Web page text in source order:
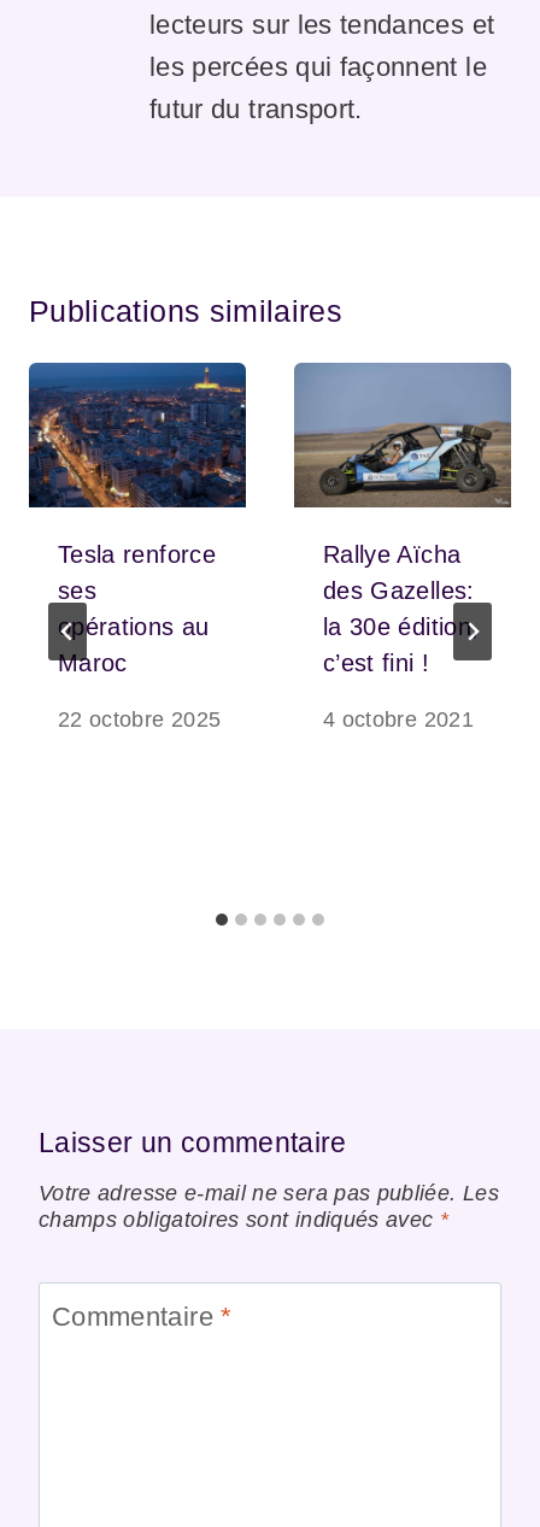
lecteurs sur les tendances et
les percées qui façonnent le
futur du transport.
Publications similaires
Tesla renforce
ses
opérations au
Maroc
22 octobre 2025
Rallye Aïcha
des Gazelles:
la 30e édition,
c’est fini !
4 octobre 2021
Laisser un commentaire
Votre adresse e-mail ne sera pas publiée. Les
champs obligatoires sont indiqués avec *
Commentaire*